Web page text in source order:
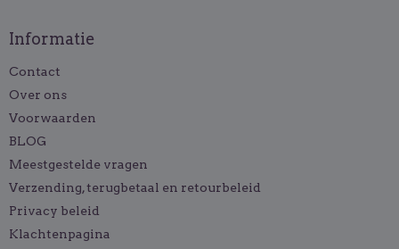
Informatie
Contact
Over ons
Voorwaarden
BLOG
Meestgestelde vragen
Verzending, terugbetaal en retourbeleid
Privacy beleid
Klachtenpagina